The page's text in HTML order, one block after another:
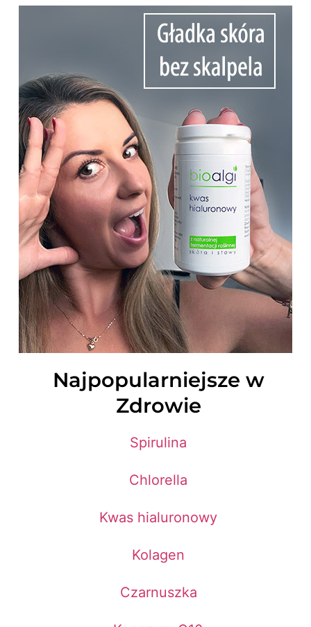
Najpopularniejsze w
Zdrowie
Spirulina
Chlorella
Kwas hialuronowy
Kolagen
Czarnuszka